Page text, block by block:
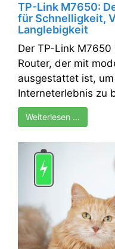
TP-Link M7650:
für Schnelligkeit,
Langlebigkeit
Der TP-Link
Router, der mit
ausgestattet ist,
Interneterlebnis zu
Weiterlesen …